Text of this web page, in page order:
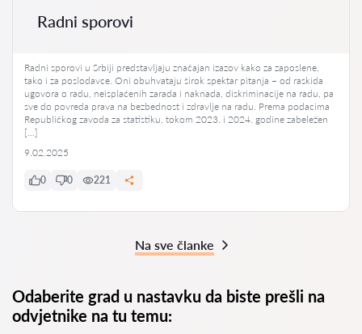
Radni sporovi
Radni sporovi u Srbiji predstavljaju značajan izazov kako za zaposlene,
tako i za poslodavce. Oni obuhvataju širok spektar pitanja – od raskida
ugovora o radu, neisplaćenih zarada i naknada, diskriminacije na radu, pa
sve do povreda prava na bezbednost i zdravlje na radu. Prema podacima
Republičkog zavoda za statistiku, tokom 2023. i 2024. godine zabeležen
[…]
9.02.2025
0 0 221
Na sve članke
Odaberite grad u nastavku da biste prešli na
odvjetnike na tu temu: